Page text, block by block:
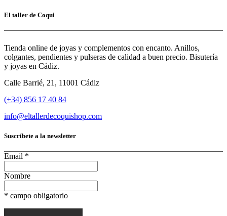
El taller de Coqui
Tienda online de joyas y complementos con encanto. Anillos,
colgantes, pendientes y pulseras de calidad a buen precio. Bisutería
y joyas en Cádiz.
Calle Barrié, 21, 11001 Cádiz
(+34) 856 17 40 84
info@eltallerdecoquishop.com
Suscríbete a la newsletter
Email *
Nombre
* campo obligatorio